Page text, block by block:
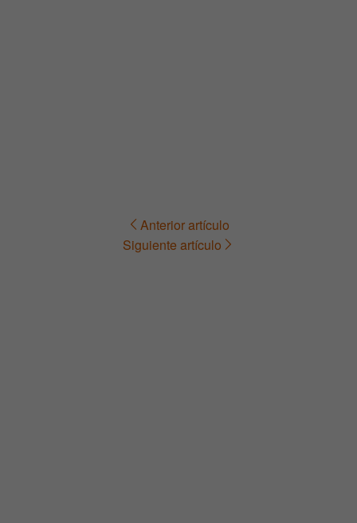
Navegación Anterior artículo
Siguiente artículo